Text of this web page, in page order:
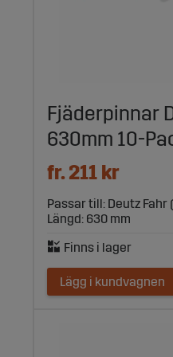
Fjäderpinnar
630mm 10-
fr. 211 kr
Passar till: Deutz Fahr
Längd: 630 mm
Lägg i kundvagnen